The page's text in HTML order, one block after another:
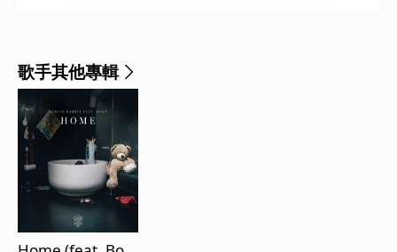
歌手其他專輯